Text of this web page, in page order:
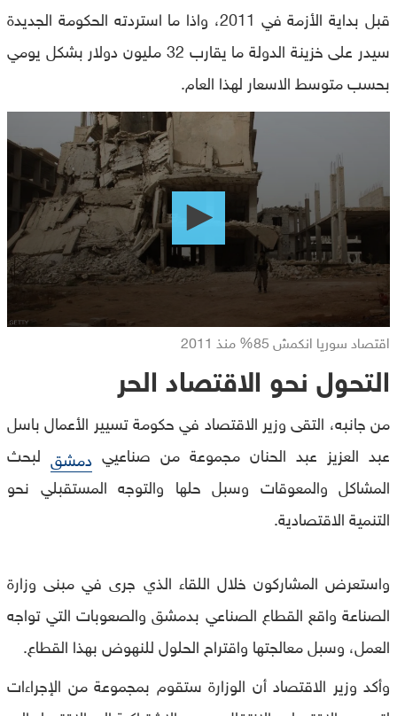
قبل بداية الأزمة في 2011، واذا ما استردته الحكومة الجديدة
سيدر على خزينة الدولة ما يقارب 32 مليون دولار بشكل يومي
بحسب متوسط الاسعار لهذا العام.
seconds
seconds
اقتصاد سوريا انكمش 85% منذ 2011
التحول نحو الاقتصاد الحر
من جانبه، التقى وزير الاقتصاد في حكومة تسيير الأعمال باسل
عبد العزيز عبد الحنان ‏مجموعة من صناعيي دمشق لبحث
المشاكل والمعوقات وسبل حلها والتوجه ‏المستقبلي نحو
التنمية الاقتصادية.‏
واستعرض المشاركون خلال اللقاء الذي جرى في مبنى وزارة
الصناعة ‏واقع القطاع الصناعي بدمشق والصعوبات التي تواجه
العمل، وسبل ‏معالجتها واقتراح الحلول للنهوض بهذا القطاع.‏
وأكد وزير الاقتصاد أن الوزارة ستقوم بمجموعة من الإجراءات